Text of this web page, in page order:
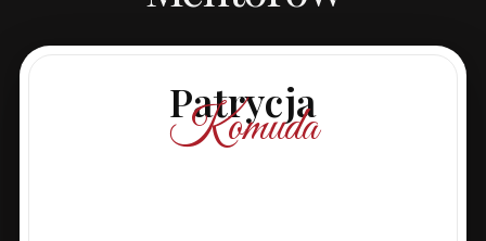
Patrycja
Komuda